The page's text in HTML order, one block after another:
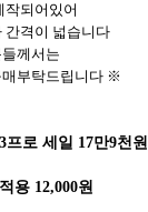
작되어있어
간격이 넓습니다
께서는
매부탁드립니다 ※
프로 세일 17만9천원
용 12,000원